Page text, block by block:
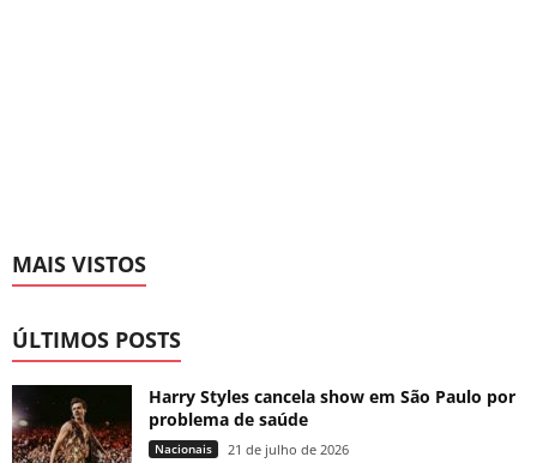
MAIS VISTOS
ÚLTIMOS POSTS
Harry Styles cancela show em São Paulo por
problema de saúde
Nacionais 21 de julho de 2026